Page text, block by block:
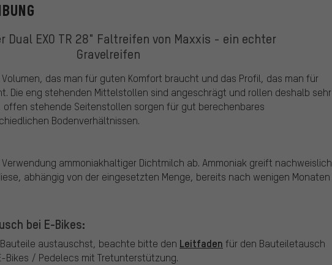
Dual EXO TR 28" Faltreifen von Maxxis - ein echter
Gravelreifen
Volumen, das man für guten Komfort braucht und das Profil, das man für
Die eng stehenden Mittelstollen sind angeschrägt und rollen deshalb sehr
stehende Seitenstollen sorgen für gut berechenbares
Bodenverhältnissen.
ammoniakhaltiger Dichtmilch ab. Ammoniak greift nachweislich
abhängig von der eingesetzten Menge, bereits nach wenigen Monaten
bei E-Bikes:
Bauteile austauschst, beachte bitte den Leitfaden für den Bauteiletausch
Bikes / Pedelecs mit Tretunterstützung.